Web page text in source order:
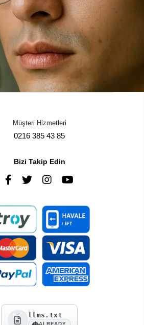
Müşteri Hizmetleri
0216 385 43 85
Bizi Takip Edin
llms.txt
AI READY